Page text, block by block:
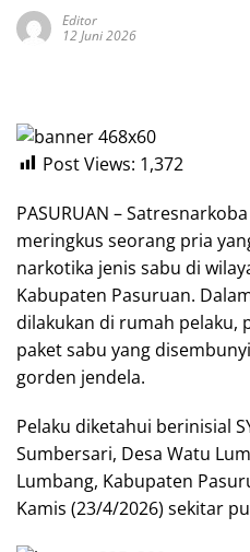
Editor
12 Juni 2026
Post Views: 1,372
PASURUAN –
meringkus seorang pria
narkotika jenis sabu di
Kabupaten Pasuruan.
dilakukan di rumah pelaku,
paket sabu yang
gorden jendela.
Pelaku diketahui berinisial
Sumbersari, Desa Watu
Lumbang, Kabupaten
Kamis (23/4/2026) sekitar